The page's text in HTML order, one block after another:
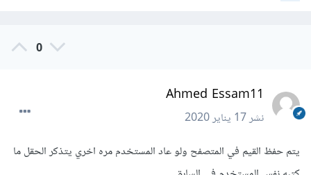
innerHTML = '';
});
0
Ahmed Essam11
نشر17 يناير 2020
يتم حفظ القيم في المتصفح ولو عاد المستخدم مره اخري يتذكر الحقل ما